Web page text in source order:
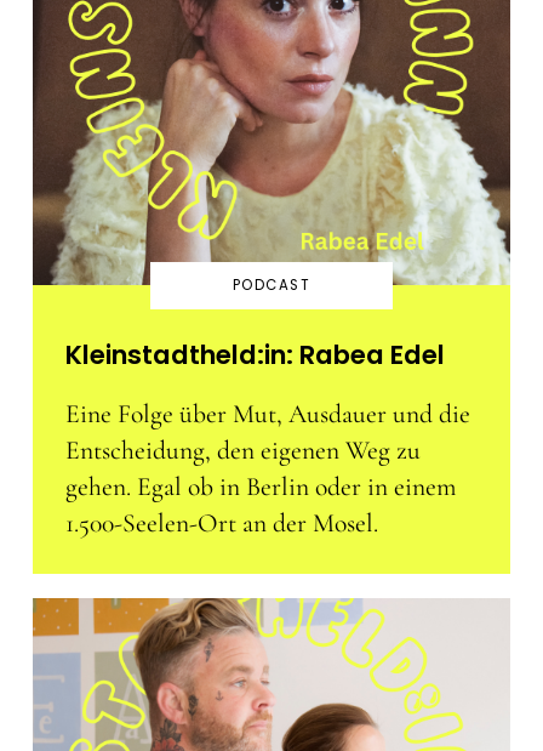
PODCAST
Kleinstadtheld:in: Rabea Edel
Eine Folge über Mut, Ausdauer und die
Entscheidung, den eigenen Weg zu
gehen. Egal ob in Berlin oder in einem
1.500-Seelen-Ort an der Mosel.